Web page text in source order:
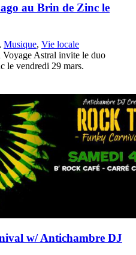
au Brin de Zinc le
, Musique, Vie locale
Voyage Astral invite le duo
le vendredi 29 mars.
w/ Antichambre DJ